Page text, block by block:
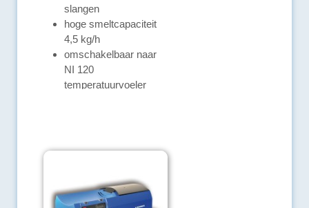
slangen
hoge smeltcapaciteit
4,5 kg/h
omschakelbaar naar
NI 120
temperatuurvoeler